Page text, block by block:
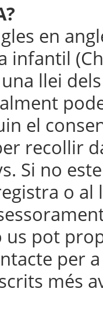
en
infantil
llei
el
recollir
Si no
o
us pot
per
més